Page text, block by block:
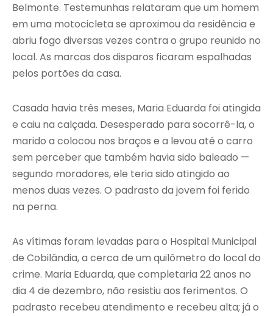
Belmonte. Testemunhas relataram que um homem
em uma motocicleta se aproximou da residência e
abriu fogo diversas vezes contra o grupo reunido no
local. As marcas dos disparos ficaram espalhadas
pelos portões da casa.
Casada havia três meses, Maria Eduarda foi atingida
e caiu na calçada. Desesperado para socorrê-la, o
marido a colocou nos braços e a levou até o carro
sem perceber que também havia sido baleado —
segundo moradores, ele teria sido atingido ao
menos duas vezes. O padrasto da jovem foi ferido
na perna.
As vítimas foram levadas para o Hospital Municipal
de Cobilândia, a cerca de um quilômetro do local do
crime. Maria Eduarda, que completaria 22 anos no
dia 4 de dezembro, não resistiu aos ferimentos. O
padrasto recebeu atendimento e recebeu alta; já o